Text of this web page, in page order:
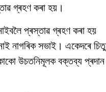
গ্ৰহণ কৰা হয়।
প্ৰস্তাৱ গ্ৰহণ কৰা হয়
নাগৰিক সভাই। একেদৰে চিতু
উচতনিমূলক বক্তব্য প্ৰদান